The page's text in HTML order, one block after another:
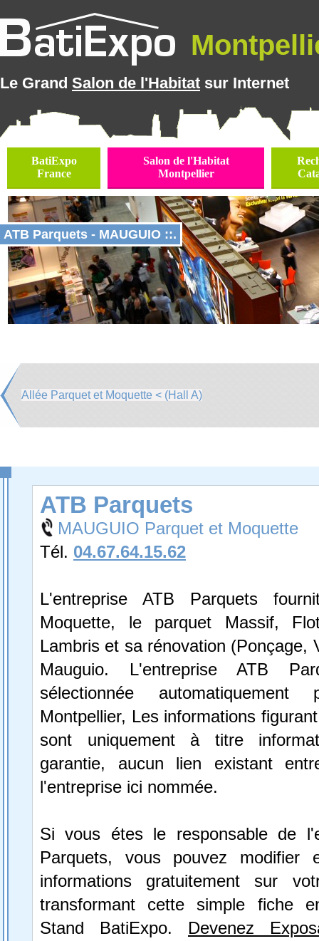
Le Grand Salon de l'Habitat sur Internet
BatiExpo
France
Salon de l'Habitat
Montpellier
ATB Parquets - MAUGUIO ::.
Allée Parquet et Moquette < (Hall A)
ATB Parquets
MAUGUIO Parquet et Moquette
Tél. 04.67.64.15.62
L'entreprise ATB Parquets
Moquette, le parquet Massif,
Lambris et sa rénovation (Ponçage,
Mauguio. L'entreprise ATB
sélectionnée automatiquement
Montpellier, Les informations
sont uniquement à titre
garantie, aucun lien existant
l'entreprise ici nommée.
Si vous étes le responsable de
Parquets, vous pouvez modifier
informations gratuitement sur
transformant cette simple fiche
Stand BatiExpo. Devenez